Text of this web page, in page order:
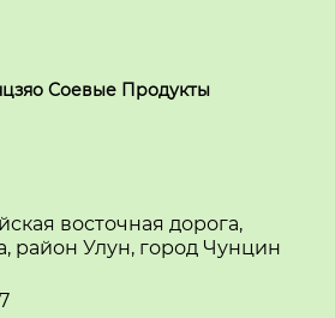
Соевые Продукты
восточная дорога,
район Улун, город Чунцин